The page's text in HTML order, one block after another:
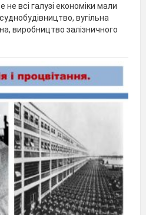
не всі галузі економіки мали
вугільна
виробництво залізничного